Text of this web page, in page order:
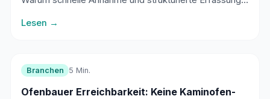
ein KI-Telefonassistent hilft.
Lesen →
Branchen 5 Min.
Ofenbauer Erreichbarkeit: Keine Kaminofen-